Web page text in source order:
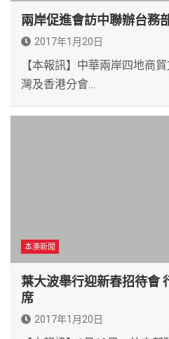
兩岸促進會訪中聯辦台務
2017年1月20日
【本報訊】中華兩岸四地商
灣及香港分會…
本澳新聞
葉大波舉行迎新春招待會
席
2017年1月20日